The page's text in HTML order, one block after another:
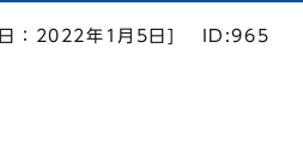
日：2022年1月5日] ID:965